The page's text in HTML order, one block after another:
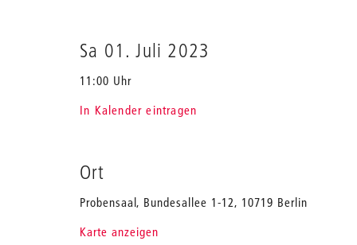
Sa 01. Juli 2023
11:00 Uhr
In Kalender eintragen
Ort
Probensaal, Bundesallee 1-12, 10719 Berlin
Karte anzeigen